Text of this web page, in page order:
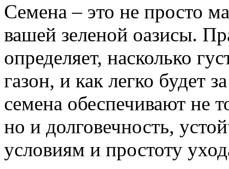
Семена – это не просто
вашей зеленой оазисы.
определяет, насколько
газон, и как легко будет
семена обеспечивают не
но и долговечность,
условиям и простоту